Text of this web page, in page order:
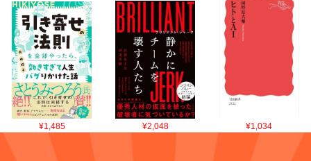
¥1,485 ¥2,048 ¥1,034